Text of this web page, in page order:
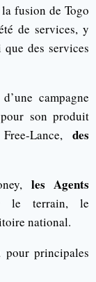
fusion de Togo
de services, y
des services
campagne
son produit
Lance, des
les Agents
le terrain, le
national.
pour principales